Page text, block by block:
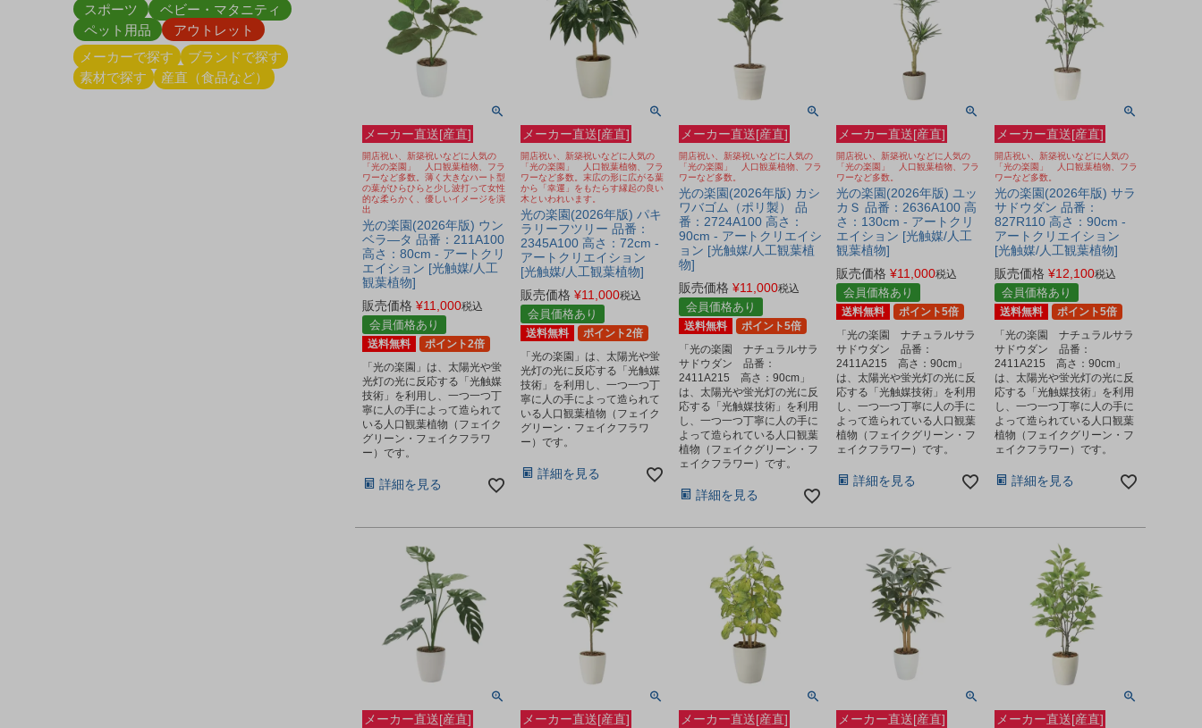
スポーツ
ベビー・マタニティ
ペット用品
アウトレット
メーカーで探す
ブランドで探す
素材で探す
産直（食品など）
メーカー直送[産直]
開店祝い、新築祝いなどに人気の
「光の楽園」 人口観葉植物、フラ
ワーなど多数。薄く大きなハート型
の葉がひらひらと少し波打って女性
的な柔らかく、優しいイメージを演
出
光の楽園(2026年版) ウン
ベラ―タ 品番：211A100
高さ：80cm - アートクリ
エイション [光触媒/人工
観葉植物]
販売価格 ¥11,000税込
会員価格あり
送料無料
ポイント2倍
「光の楽園」は、太陽光や蛍
光灯の光に反応する「光触媒
技術」を利用し、一つ一つ丁
寧に人の手によって造られて
いる人口観葉植物（フェイク
グリーン・フェイクフラワ
ー）です。
詳細を見る
メーカー直送[産直]
開店祝い、新築祝いなどに人気の
「光の楽園」 人口観葉植物、フラ
ワーなど多数。末広の形に広がる葉
から「幸運」をもたらす縁起の良い
木といわれいます。
光の楽園(2026年版) パキ
ラリーフツリー 品番：
2345A100 高さ：72cm -
アートクリエイション
[光触媒/人工観葉植物]
販売価格 ¥11,000税込
会員価格あり
送料無料
ポイント2倍
「光の楽園」は、太陽光や蛍
光灯の光に反応する「光触媒
技術」を利用し、一つ一つ丁
寧に人の手によって造られて
いる人口観葉植物（フェイク
グリーン・フェイクフラワ
ー）です。
詳細を見る
メーカー直送[産直]
開店祝い、新築祝いなどに人気の
「光の楽園」 人口観葉植物、フラ
ワーなど多数。
光の楽園(2026年版) カシ
ワバゴム（ポリ製） 品
番：2724A100 高さ：
90cm - アートクリエイシ
ョン [光触媒/人工観葉植
物]
販売価格 ¥11,000税込
会員価格あり
送料無料
ポイント5倍
「光の楽園 ナチュラルサラ
サドウダン 品番：
2411A215 高さ：90cm」
は、太陽光や蛍光灯の光に反
応する「光触媒技術」を利用
し、一つ一つ丁寧に人の手に
よって造られている人口観葉
植物（フェイクグリーン・フ
ェイクフラワー）です。
詳細を見る
メーカー直送[産直]
開店祝い、新築祝いなどに人気の
「光の楽園」 人口観葉植物、フラ
ワーなど多数。
光の楽園(2026年版) ユッ
カＳ 品番：2636A100 高
さ：130cm - アートクリ
エイション [光触媒/人工
観葉植物]
販売価格 ¥11,000税込
会員価格あり
送料無料
ポイント5倍
「光の楽園 ナチュラルサラ
サドウダン 品番：
2411A215 高さ：90cm」
は、太陽光や蛍光灯の光に反
応する「光触媒技術」を利用
し、一つ一つ丁寧に人の手に
よって造られている人口観葉
植物（フェイクグリーン・フ
ェイクフラワー）です。
詳細を見る
メーカー直送[産直]
開店祝い、新築祝いなどに人気の
「光の楽園」 人口観葉植物、フラ
ワーなど多数。
光の楽園(2026年版) サラ
サドウダン 品番：
827R110 高さ：90cm -
アートクリエイション
[光触媒/人工観葉植物]
販売価格 ¥12,100税込
会員価格あり
送料無料
ポイント5倍
「光の楽園 ナチュラルサラ
サドウダン 品番：
2411A215 高さ：90cm」
は、太陽光や蛍光灯の光に反
応する「光触媒技術」を利用
し、一つ一つ丁寧に人の手に
よって造られている人口観葉
植物（フェイクグリーン・フ
ェイクフラワー）です。
詳細を見る
メーカー直送[産直] メーカー直送[産直] メーカー直送[産直] メーカー直送[産直] メーカー直送[産直]